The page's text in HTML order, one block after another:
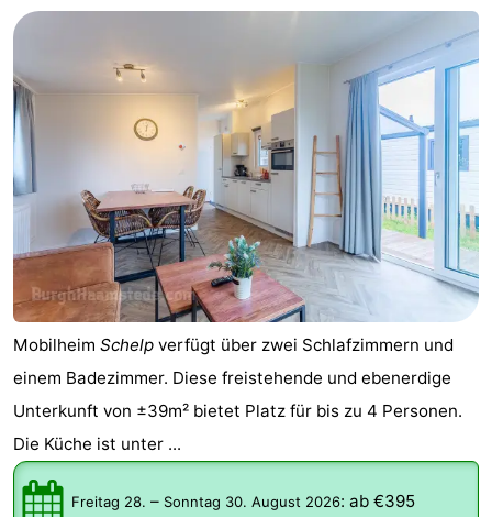
Mobilheim Schelp verfügt über zwei Schlafzimmern und
einem Badezimmer. Diese freistehende und ebenerdige
Unterkunft von ±39m² bietet Platz für bis zu 4 Personen.
Die Küche ist unter ...
Freitag 28. – Sonntag 30. August 2026: ab €395